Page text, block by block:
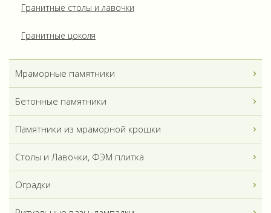
Гранитные столы и лавочки
Гранитные цоколя
Мраморные памятники
Бетонные памятники
Памятники из мраморной крошки
Столы и Лавочки, ФЭМ плитка
Оградки